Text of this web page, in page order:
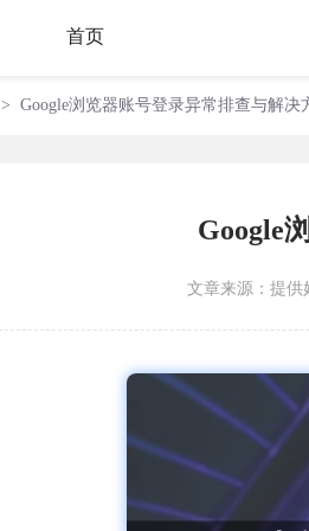
首页
> Google浏览器账号登录异常排查与解决
Google
文章来源： 提供